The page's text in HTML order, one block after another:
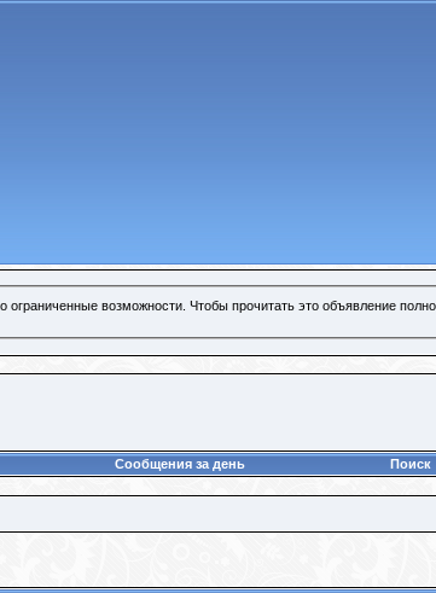
возможности. Чтобы прочитать это объявление
Сообщения за день Поиск